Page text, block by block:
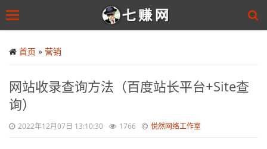
to
main
Toggle
首页 » 营销
网站收录查询方法（百度站长平台+Site查
询）
2022年12月07日 13:10:30 1766 悦然网络工作室